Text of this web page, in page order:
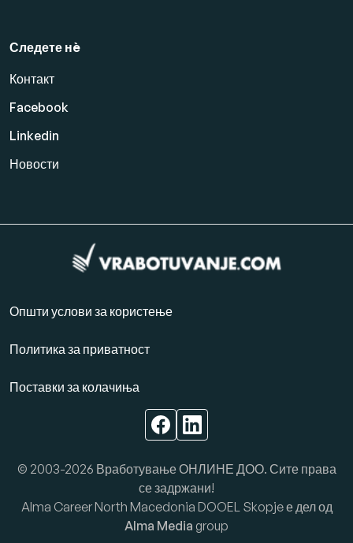
Следете нè
Контакт
Facebook
Linkedin
Новости
Општи услови за користење
Политика за приватност
Поставки за колачиња
© 2003-2026 Вработување ОНЛИНЕ ДОО. Сите права
се задржани!
Alma Career North Macedonia DOOEL Skopje е дел од
Alma Media group